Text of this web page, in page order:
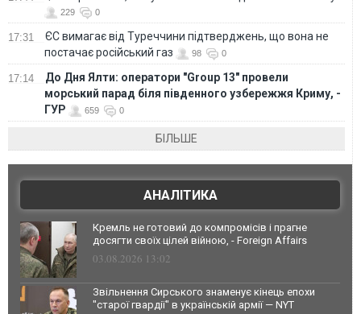
229 0
17:31
ЄС вимагає від Туреччини підтверджень, що вона не
постачає російський газ
98 0
17:14
До Дня Ялти: оператори "Group 13" провели
морський парад біля південного узбережжя Криму, -
ГУР
659 0
БІЛЬШЕ
АНАЛІТИКА
Кремль не готовий до компромісів і прагне
досягти своїх цілей війною, - Foreign Affairs
03.08.2026 13:02
Звільнення Сирського знаменує кінець епохи
"старої гвардії" в українській армії — NYT